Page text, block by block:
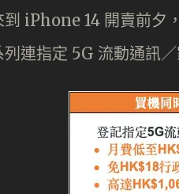
到 iPhone 14 開賣前夕
列連指定 5G 流動通訊